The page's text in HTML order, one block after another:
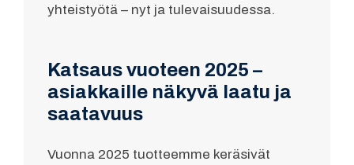
yhteistyötä – nyt ja tulevaisuudessa.
Katsaus vuoteen 2025 –
asiakkaille näkyvä laatu ja
saatavuus
Vuonna 2025 tuotteemme keräsivät